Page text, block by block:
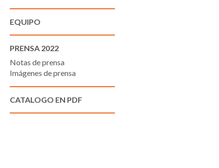
EQUIPO
PRENSA 2022
Notas de prensa
Imágenes de prensa
CATALOGO EN PDF